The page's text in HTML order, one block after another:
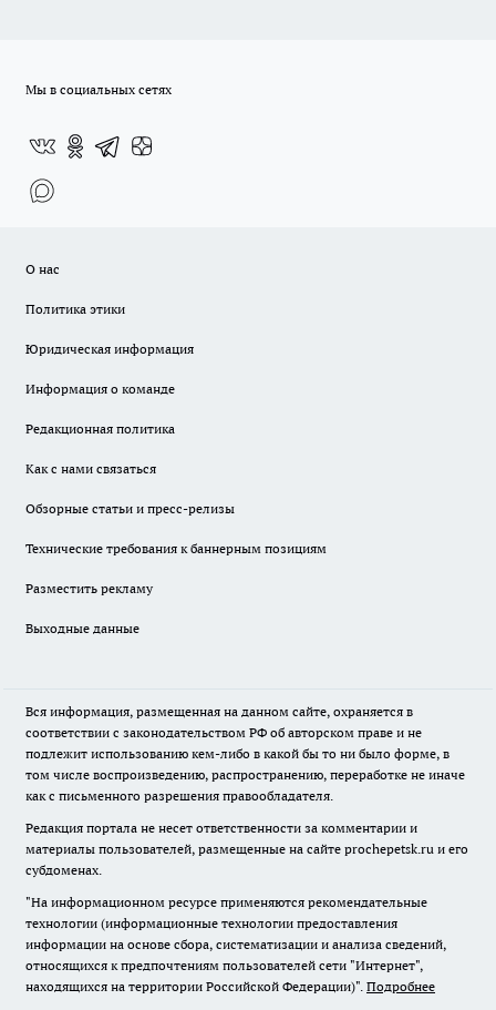
Мы в социальных сетях
О нас
Политика этики
Юридическая информация
Информация о команде
Редакционная политика
Как с нами связаться
Обзорные статьи и пресс-релизы
Технические требования к баннерным позициям
Разместить рекламу
Выходные данные
Вся информация, размещенная на данном сайте, охраняется в
соответствии с законодательством РФ об авторском праве и не
подлежит использованию кем-либо в какой бы то ни было форме, в
том числе воспроизведению, распространению, переработке не иначе
как с письменного разрешения правообладателя.
Редакция портала не несет ответственности за комментарии и
материалы пользователей, размещенные на сайте prochepetsk.ru и его
субдоменах.
"На информационном ресурсе применяются рекомендательные
технологии (информационные технологии предоставления
информации на основе сбора, систематизации и анализа сведений,
относящихся к предпочтениям пользователей сети "Интернет",
находящихся на территории Российской Федерации)". Подробнее